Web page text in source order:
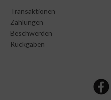
Transaktionen
Zahlungen
Beschwerden
Rückgaben